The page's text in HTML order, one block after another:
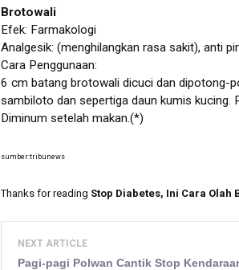
Brotowali
Efek: Farmakologi
Analgesik: (menghilangkan rasa sakit), anti
Cara Penggunaan:
6 cm batang brotowali dicuci dan dipotong-
sambiloto dan sepertiga daun kumis kucing.
Diminum setelah makan.(*)
sumber:tribunews
Thanks for reading Stop Diabetes, Ini Cara
NEXT ARTICLE
Pagi-pagi Polwan Cantik Stop